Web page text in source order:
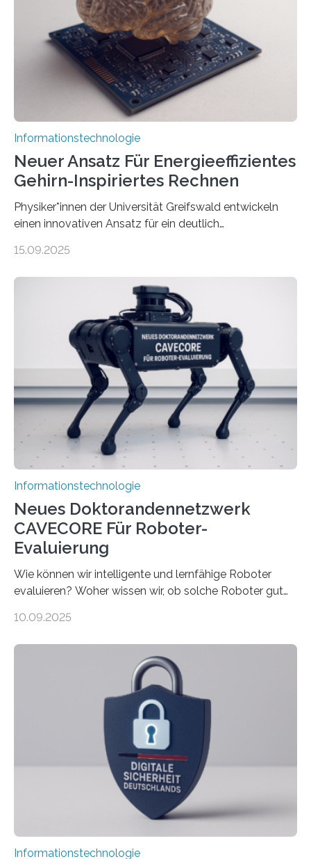
kosteneffiziente Methoden, um lebensechte Avatare zu
erstellen. „Besonders wichtig ist uns eine ganzheitliche
Animation, bei der Stimme, Körperbewegung, Gestik
und Mimik im Einklang sind…
Informationstechnologie
Neuer Ansatz Für Energieeffizientes
Gehirn-Inspiriertes Rechnen
Physiker*innen der Universität Greifswald entwickeln
einen innovativen Ansatz für ein deutlich
Lösungsweg ist inspiriert vom menschlichen Gehirn. Die
stellt die heutige Computertechnik vor
Herausforderungen. Herkömmliche Silizium-
Prozessoren stoßen an ihre Grenzen: Sie verbrauchen
viel Energie, die Speicher- und Verarbeitungseinheiten
sind voneinander getrennt und die Datenübertragung
bremst komplexe Anwendungen aus. Da KI-Modelle
immer größer werden und riesige Datenmengen
verarbeiten müssen, steigt der Bedarf an neuen
Rechenarchitekturen. Neben Quantencomputern
rücken dabei insbesondere…
15.09.2025
Informationstechnologie
Neues Doktorandennetzwerk
CAVECORE Für Roboter-
Evaluierung
Wie können wir intelligente und lernfähige Roboter
evaluieren? Woher wissen wir, ob solche Roboter gut
sich CAVECORE – ein neues Marie Skłodowska-Curie
koordiniert wird. Ab dem 1. September werden sich
über einen Zeitraum von vier Jahren insgesamt 15
Promovierende im Rahmen von CAVECORE mit
kognitiven Robotern beschäftigen – also mit Robotern,
die mittels Sensoren ihre Umgebung erfassen,
Informationen verarbeiten und häufig auch mit…
10.09.2025
Informationstechnologie